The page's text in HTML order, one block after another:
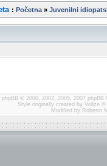
: Početna » Juvenilni
phpBB © 2000, 2002, 2005, 2007 phpBB
Style originally created by Volize ©
Modified by Roberto